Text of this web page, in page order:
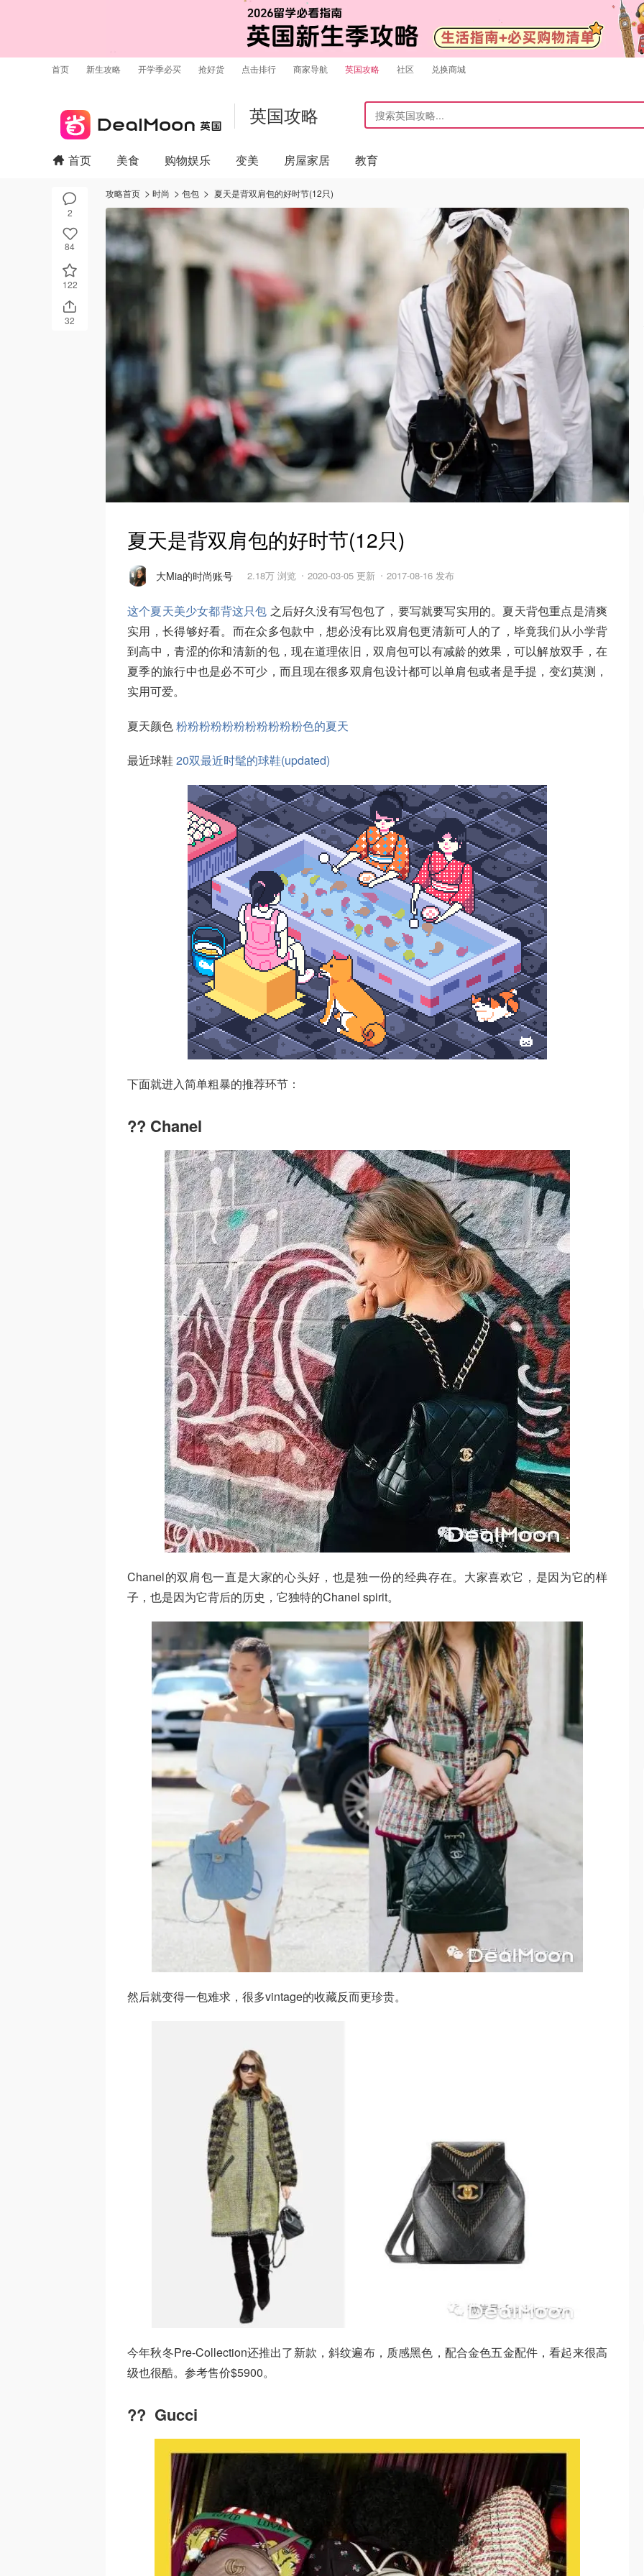
首页 新生攻略 开学季必买 抢好货 点击排行 商家导航 英国攻略 社区 兑换商城
英国攻略
2
84
122
32
首页 美食 购物娱乐 变美 房屋家居 教育
攻略首页 时尚 包包 夏天是背双肩包的好时节(12只)
夏天是背双肩包的好时节(12只)
大Mia的时尚账号 2.18万 浏览 2020-03-05 更新 2017-08-16 发布
这个夏天美少女都背这只包 之后好久没有写包包了，要写就要写实用的。夏天背包重点是清爽
实用，长得够好看。而在众多包款中，想必没有比双肩包更清新可人的了，毕竟我们从小学背
到高中，青涩的你和清新的包，现在道理依旧，双肩包可以有减龄的效果，可以解放双手，在
夏季的旅行中也是必不可少，而且现在很多双肩包设计都可以单肩包或者是手提，变幻莫测，
实用可爱。
夏天颜色粉粉粉粉粉粉粉粉粉粉粉色的夏天
最近球鞋 20双最近时髦的球鞋(updated)
下面就进入简单粗暴的推荐环节：
?‍?‍ Chanel
Chanel的双肩包一直是大家的心头好，也是独一份的经典存在。大家喜欢它，是因为它的样
子，也是因为它背后的历史，它独特的Chanel spirit。
然后就变得一包难求，很多vintage的收藏反而更珍贵。
今年秋冬Pre-Collection还推出了新款，斜纹遍布，质感黑色，配合金色五金配件，看起来很高
级也很酷。参考售价$5900。
?‍?‍ Gucci